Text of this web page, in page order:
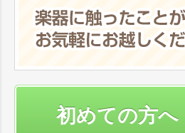
初めての方へ